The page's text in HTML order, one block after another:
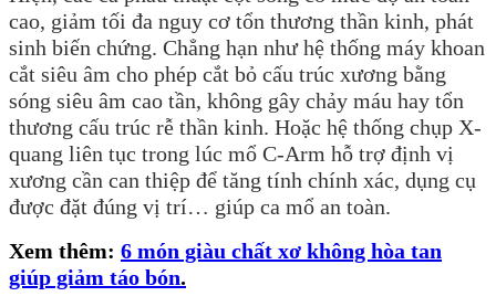
cao, giảm tối đa nguy cơ tổn thương thần kinh, phát
sinh biến chứng. Chẳng hạn như hệ thống máy khoan
cắt siêu âm cho phép cắt bỏ cấu trúc xương bằng
sóng siêu âm cao tần, không gây chảy máu hay tổn
thương cấu trúc rễ thần kinh. Hoặc hệ thống chụp X-
quang liên tục trong lúc mổ C-Arm hỗ trợ định vị
xương cần can thiệp để tăng tính chính xác, dụng cụ
được đặt đúng vị trí… giúp ca mổ an toàn.
Xem thêm: 6 món giàu chất xơ không hòa tan
giúp giảm táo bón.